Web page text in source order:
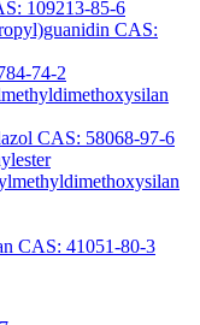
109213-85-6
CAS:
74-2
CAS: 58068-97-6
CAS: 41051-80-3